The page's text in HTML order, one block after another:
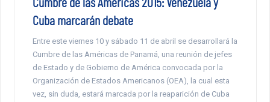
Cuba marcarán debate
Entre este viernes 10 y sábado 11 de abril se desarrollará la
Cumbre de las Américas de Panamá, una reunión de jefes
de Estado y de Gobierno de América convocada por la
Organización de Estados Americanos (OEA), la cual esta
vez, sin duda, estará marcada por la reaparición de Cuba